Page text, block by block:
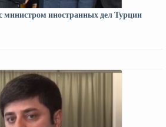
министром иностранных дел Турции